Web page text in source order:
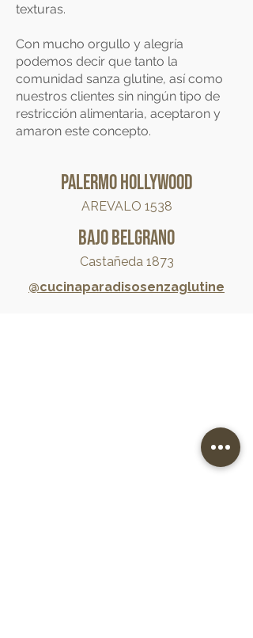
texturas.
Con mucho orgullo y alegría
podemos decir que tanto la
comunidad sanza glutine, así como
nuestros clientes sin ningún tipo de
restricción alimentaria, aceptaron y
amaron este concepto.
Palermo Hollywood
AREVALO 1538
Bajo Belgrano
Castañeda 1873
@cucinaparadisosenzaglutine